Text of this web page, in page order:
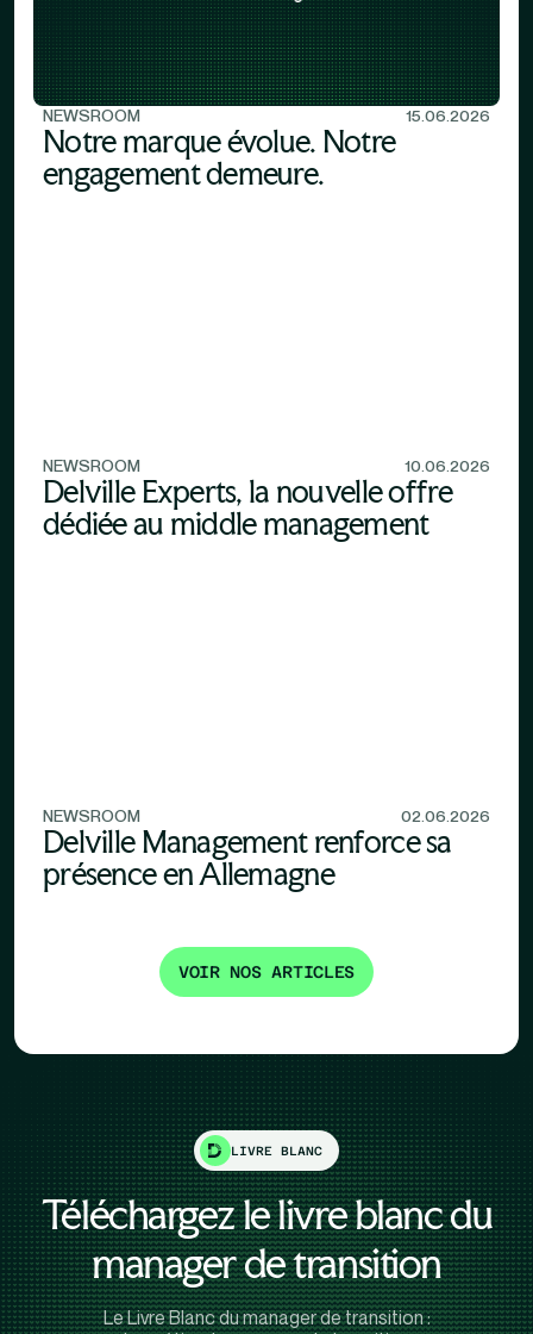
NEWSROOM 15.06.2026
Notre marque évolue. Notre
engagement demeure.
NEWSROOM 10.06.2026
Delville Experts, la nouvelle offre
dédiée au middle management
NEWSROOM 02.06.2026
Delville Management renforce sa
présence en Allemagne
VOIR NOS ARTICLES
LIVRE BLANC
Téléchargez le livre blanc du
manager de transition
Le Livre Blanc du manager de transition :